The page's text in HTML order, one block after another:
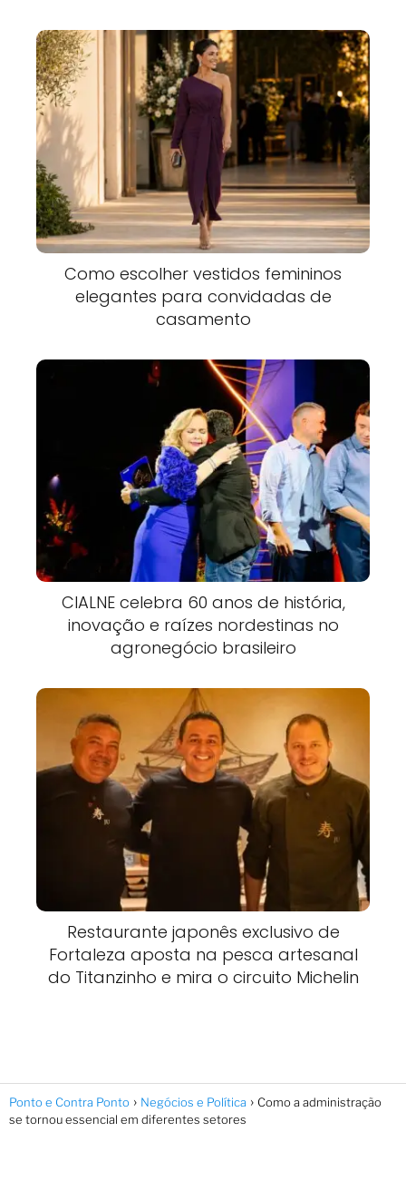
Como escolher vestidos femininos
elegantes para convidadas de
casamento
CIALNE celebra 60 anos de história,
inovação e raízes nordestinas no
agronegócio brasileiro
Restaurante japonês exclusivo de
Fortaleza aposta na pesca artesanal
do Titanzinho e mira o circuito Michelin
Ponto e Contra Ponto Negócios e Política
Como a administração
se tornou essencial em diferentes setores